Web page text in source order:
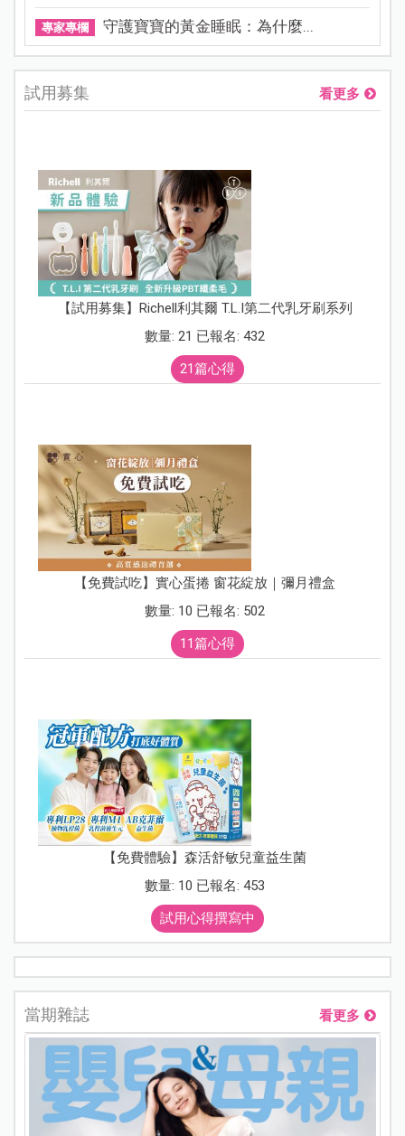
專家專欄 守護寶寶的黃金睡眠：為什麼...
試用募集 看更多
【試用募集】Richell利其爾 T.L.I第二代乳牙刷系列
數量: 21 已報名: 432
21篇心得
【免費試吃】實心蛋捲 窗花綻放｜彌月禮盒
數量: 10 已報名: 502
11篇心得
【免費體驗】森活舒敏兒童益生菌
數量: 10 已報名: 453
試用心得撰寫中
當期雜誌 看更多